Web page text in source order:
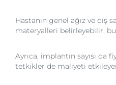
Hastanın genel ağız ve
materyalleri belirleyebilir,
Ayrıca, implantın sayısı
tetkikler de maliyeti